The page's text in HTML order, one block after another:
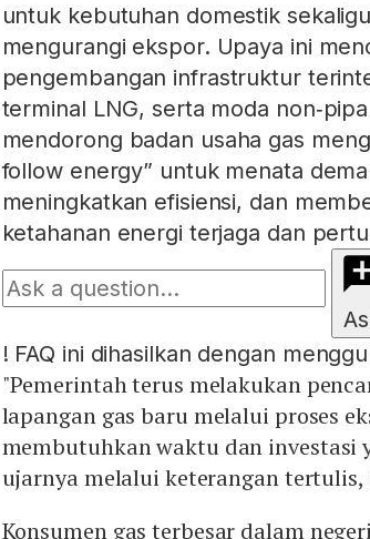
untuk kebutuhan domestik
mengurangi ekspor. Upaya ini
pengembangan infrastruktur
terminal LNG, serta moda
mendorong badan usaha gas
follow energy” untuk menata
meningkatkan efisiensi, dan
ketahanan energi terjaga dan
! FAQ ini dihasilkan dengan
"Pemerintah terus melakukan
lapangan gas baru melalui proses
membutuhkan waktu dan investasi
ujarnya melalui keterangan tertulis,
Konsumen gas terbesar dalam